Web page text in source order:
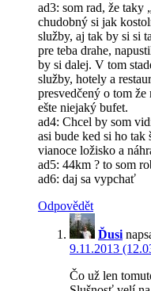
ad3: som rad, že taky
chudobný si jak
služby, aj tak by si si
pre teba drahe,
by si dalej. V tom
služby, hotely a
presvedčený o tom
ešte niejaký bufet.
ad4: Chcel by som
asi bude ked si ho tak
vianoce ložisko a
ad5: 44km ? to som
ad6: daj sa vypchať
Odpovědět
Ďusi
9.11.2013
Čo už len